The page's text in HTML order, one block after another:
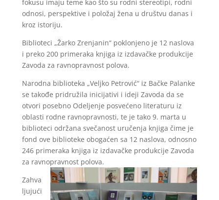
fokusu imaju teme kao što su rodni stereotipi, rodni
odnosi, perspektive i položaj žena u društvu danas i
kroz istoriju.
Biblioteci „Žarko Zrenjanin“ poklonjeno je 12 naslova
i preko 200 primeraka knjiga iz izdavačke produkcije
Zavoda za ravnopravnost polova.
Narodna biblioteka „Veljko Petrović“ iz Bačke Palanke
se takođe pridružila inicijativi i ideji Zavoda da se
otvori posebno Odeljenje posvećeno literaturu iz
oblasti rodne ravnopravnosti, te je tako 9. marta u
biblioteci održana svečanost uručenja knjiga čime je
fond ove biblioteke obogaćen sa 12 naslova, odnosno
246 primeraka knjiga iz izdavačke produkcije Zavoda
za ravnopravnost polova.
Zahva
ljujući